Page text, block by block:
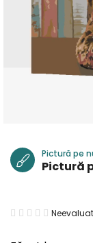
Pictură pe
Pictură
Neevaluat